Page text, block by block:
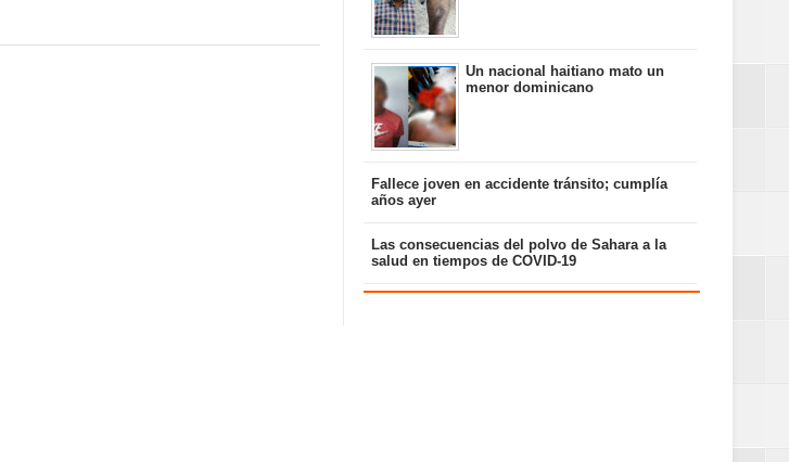
Un nacional haitiano mato un
menor dominicano
Fallece joven en accidente tránsito; cumplía
años ayer
Las consecuencias del polvo de Sahara a la
salud en tiempos de COVID-19